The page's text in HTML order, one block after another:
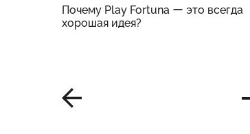
Почему Play Fortuna ー это всегда
хорошая идея?